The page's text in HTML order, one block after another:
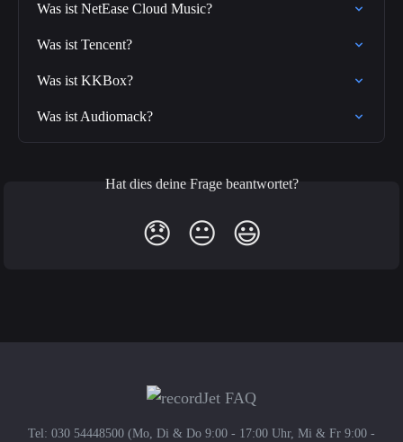
Was ist NetEase Cloud Music?
Was ist Tencent?
Was ist KKBox?
Was ist Audiomack?
Hat dies deine Frage beantwortet?
😞 😐 😃
Tel: 030 54448500 (Mo, Di & Do 9:00 - 17:00 Uhr, Mi & Fr 9:00 -